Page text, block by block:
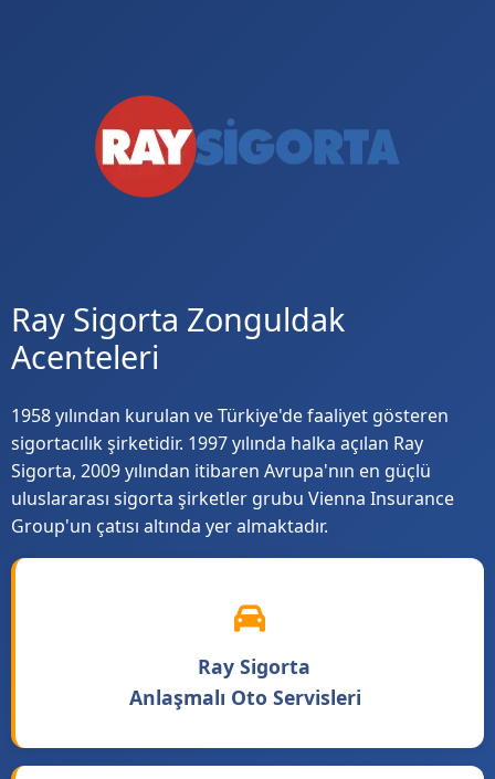
Ray Sigorta Zonguldak
Acenteleri
1958 yılından kurulan ve Türkiye'de faaliyet gösteren
sigortacılık şirketidir. 1997 yılında halka açılan Ray
Sigorta, 2009 yılından itibaren Avrupa'nın en güçlü
uluslararası sigorta şirketler grubu Vienna Insurance
Group'un çatısı altında yer almaktadır.
Ray Sigorta
Anlaşmalı Oto Servisleri